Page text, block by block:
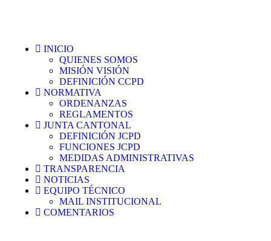
INICIO
QUIENES SOMOS
MISIÓN VISIÓN
DEFINICIÓN CCPD
NORMATIVA
ORDENANZAS
REGLAMENTOS
JUNTA CANTONAL
DEFINICIÓN JCPD
FUNCIONES JCPD
MEDIDAS ADMINISTRATIVAS
TRANSPARENCIA
NOTICIAS
EQUIPO TÉCNICO
MAIL INSTITUCIONAL
COMENTARIOS